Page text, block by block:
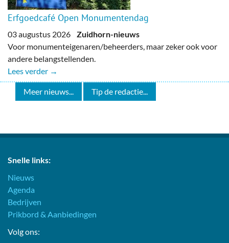
Erfgoedcafé Open Monumentendag
03 augustus 2026 Zuidhorn-nieuws
Voor monumenteigenaren/beheerders, maar zeker ook voor
andere belangstellenden.
Lees verder →
Meer nieuws... Tip de redactie...
Snelle links:
Nieuws
Agenda
Bedrijven
Prikbord & Aanbiedingen
Volg ons: